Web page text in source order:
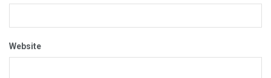
Website